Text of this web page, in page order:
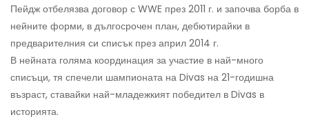
Пейдж отбелязва договор с WWE през 2011 г. и започва борба в
нейните форми, в дългосрочен план, дебютирайки в
предварителния си списък през април 2014 г.
В нейната голяма координация за участие в най-много
списъци, тя спечели шампионата на Divas на 21-годишна
възраст, ставайки най-младежкият победител в Divas в
историята.